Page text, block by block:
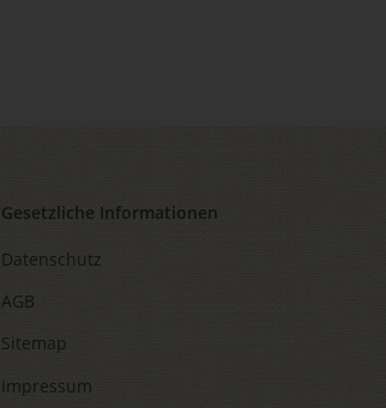
Gesetzliche Informationen
Datenschutz
AGB
Sitemap
Impressum